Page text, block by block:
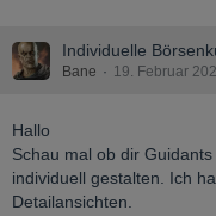
Individuelle
Bane 19. Februar
Hallo
Schau mal ob dir
individuell gestalten. Ich
Detailansichten.